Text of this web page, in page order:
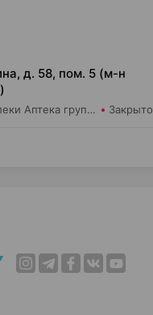
д. 58, пом. 5 (м-н
Добрыя леки Аптека групп ЮГ ЗАО Аптека №8 Закрыто